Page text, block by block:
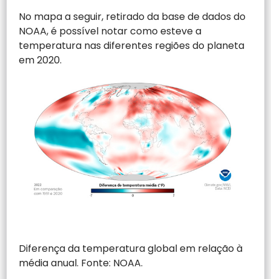
No mapa a seguir, retirado da base de dados do
NOAA, é possível notar como esteve a
temperatura nas diferentes regiões do planeta
em 2020.
Diferença da temperatura global em relação à
média anual. Fonte: NOAA.